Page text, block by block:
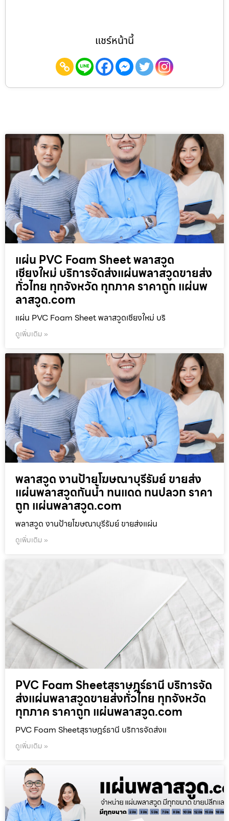
แชร์หน้านี้
แผ่น PVC Foam Sheet พลาสวูด
เชียงใหม่ บริการจัดส่งแผ่นพลาสวูดขายส่ง
ทั่วไทย ทุกจังหวัด ทุกภาค ราคาถูก แผ่นพ
ลาสวูด.com
แผ่น PVC Foam Sheet พลาสวูดเชียงใหม่ บริ
ดูเพิ่มเติม »
พลาสวูด งานป้ายโฆษณาบุรีรัมย์ ขายส่ง
แผ่นพลาสวูดกันน้ำ ทนแดด ทนปลวก ราคา
ถูก แผ่นพลาสวูด.com
พลาสวูด งานป้ายโฆษณาบุรีรัมย์ ขายส่งแผ่น
ดูเพิ่มเติม »
PVC Foam Sheetสุราษฎร์ธานี บริการจัด
ส่งแผ่นพลาสวูดขายส่งทั่วไทย ทุกจังหวัด
ทุกภาค ราคาถูก แผ่นพลาสวูด.com
PVC Foam Sheetสุราษฎร์ธานี บริการจัดส่งแ
ดูเพิ่มเติม »